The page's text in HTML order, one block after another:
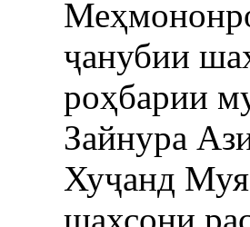
ҷанубии
роҳбарии
Зайнура
Хуҷанд
шахсони